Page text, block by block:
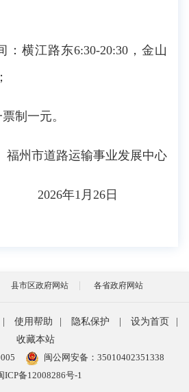
横江路东6:30-20:30，金山
制一元。
福州市道路运输事业发展中心
2026年1月26日
县市区政府网站 各省政府网站
使用帮助 隐私保护 设为首页
收藏本站
闽公网安备：35010402351338
ICP备12008286号-1